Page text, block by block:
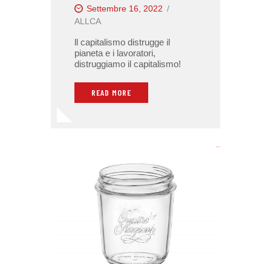
Settembre 16, 2022
ALLCA
ll capitalismo distrugge il
pianeta e i lavoratori,
distruggiamo il capitalismo!
READ MORE